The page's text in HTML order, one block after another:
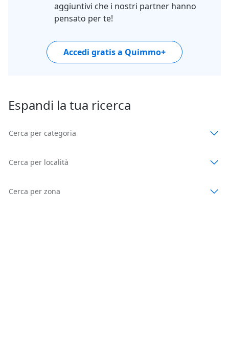
aggiuntivi che i nostri partner hanno
pensato per te!
Accedi gratis a Quimmo+
Espandi la tua ricerca
Cerca per categoria
Cerca per località
Cerca per zona